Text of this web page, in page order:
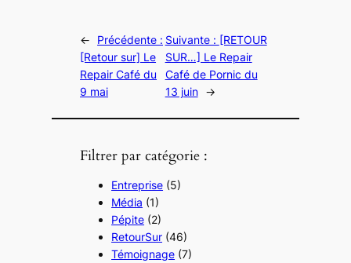
←
Précédente :
[Retour sur] Le
Repair Café du
9 mai
Suivante : [RETOUR
SUR…] Le Repair
Café de Pornic du
13 juin
→
Filtrer par catégorie :
Entreprise (5)
Média (1)
Pépite (2)
RetourSur (46)
Témoignage (7)